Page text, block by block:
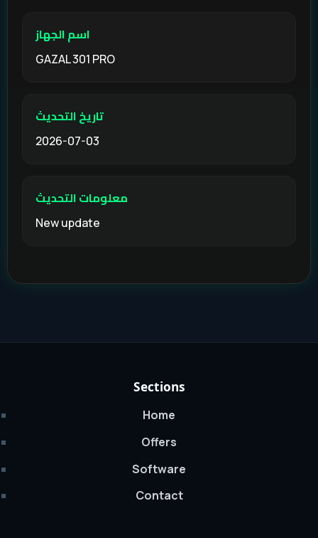
اسم الجهاز
GAZAL 301 PRO
تاريخ التحديث
2026-07-03
معلومات التحديث
New update
Sections
Home
Offers
Software
Contact